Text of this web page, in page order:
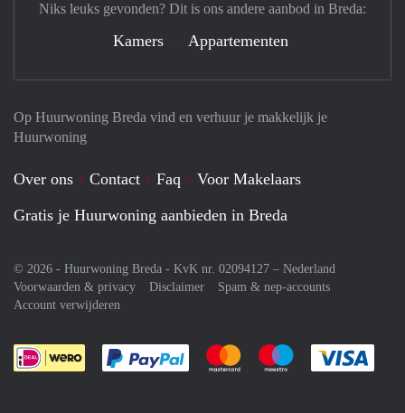
Op Huurwoning Breda vind en verhuur je makkelijk je
Huurwoning
Over ons Contact Faq
Voor Makelaars
Gratis je Huurwoning aanbieden in Breda
© 2026 - Huurwoning Breda - KvK nr. 02094127 – Nederland
Voorwaarden & privacy
Disclaimer
Spam & nep-accounts
Account verwijderen
Je rekent gemakkelijk af met Paypal
Je rekent gemakkelijk af met
Je rekent
Niks leuks gevonden? Dit is ons andere aanbod in Breda:
Kamers Appartementen